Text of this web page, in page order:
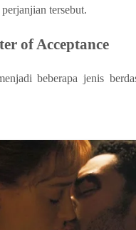
tersebut.
of Acceptance
beberapa jenis